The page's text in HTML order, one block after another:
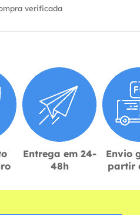
verificada
Entrega em 24-
48h
Envio
partir